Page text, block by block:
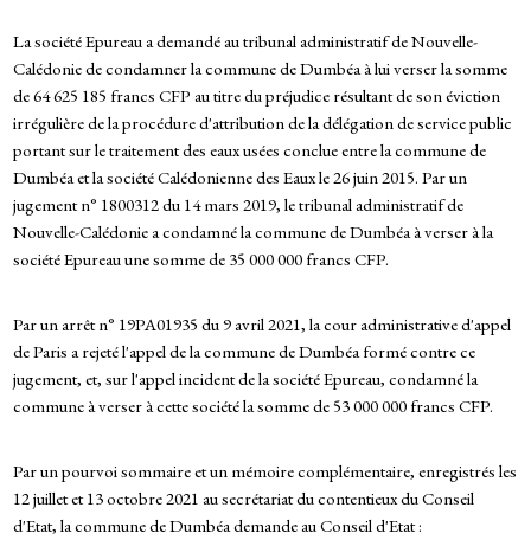
La société Epureau a demandé au tribunal administratif de Nouvelle-
Calédonie de condamner la commune de Dumbéa à lui verser la somme
de 64 625 185 francs CFP au titre du préjudice résultant de son éviction
irrégulière de la procédure d'attribution de la délégation de service public
portant sur le traitement des eaux usées conclue entre la commune de
Dumbéa et la société Calédonienne des Eaux le 26 juin 2015. Par un
jugement n° 1800312 du 14 mars 2019, le tribunal administratif de
Nouvelle-Calédonie a condamné la commune de Dumbéa à verser à la
société Epureau une somme de 35 000 000 francs CFP.
Par un arrêt n° 19PA01935 du 9 avril 2021, la cour administrative d'appel
de Paris a rejeté l'appel de la commune de Dumbéa formé contre ce
jugement, et, sur l'appel incident de la société Epureau, condamné la
commune à verser à cette société la somme de 53 000 000 francs CFP.
Par un pourvoi sommaire et un mémoire complémentaire, enregistrés les
12 juillet et 13 octobre 2021 au secrétariat du contentieux du Conseil
d'Etat, la commune de Dumbéa demande au Conseil d'Etat :